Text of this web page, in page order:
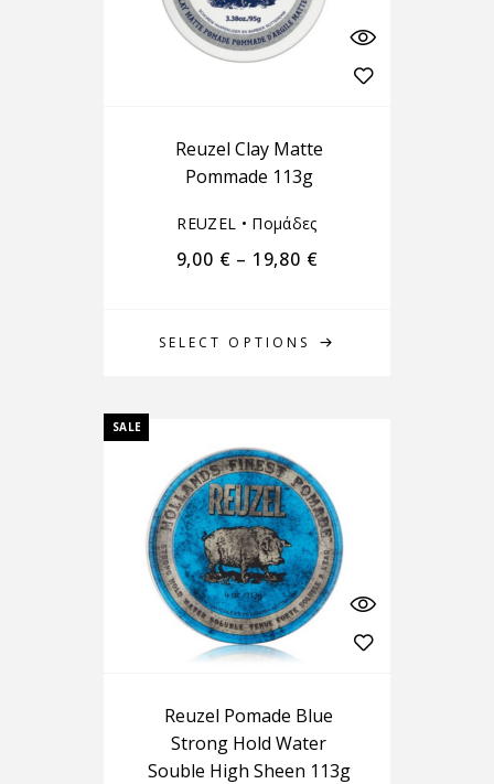
SELECT OPTIONS
Reuzel Clay Matte
Pommade 113g
REUZEL • Πομάδες
9,00 € – 19,80 €
SALE
Reuzel Pomade Blue
Strong Hold Water
Souble High Sheen 113g